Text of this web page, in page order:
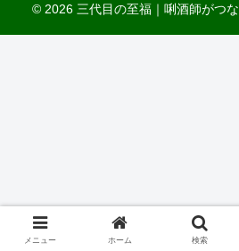
© 2026 三代目の至福｜唎酒師がつ
メニュー ホーム 検索